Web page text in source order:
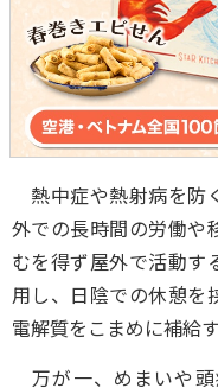
熱中症や熱射病を防
外での長時間の労働や
むを得ず屋外で活動す
用し、日陰での休憩を
電解質をこまめに補給
万が一、めまいや